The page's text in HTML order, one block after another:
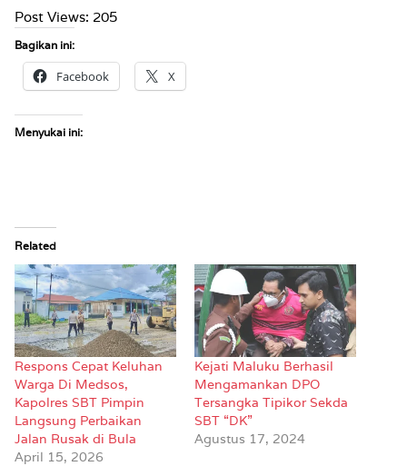
Post Views: 205
Bagikan ini:
Facebook X
Menyukai ini:
Related
Respons Cepat Keluhan
Warga Di Medsos,
Kapolres SBT Pimpin
Langsung Perbaikan
Jalan Rusak di Bula
April 15, 2026
Kejati Maluku Berhasil
Mengamankan DPO
Tersangka Tipikor Sekda
SBT “DK”
Agustus 17, 2024